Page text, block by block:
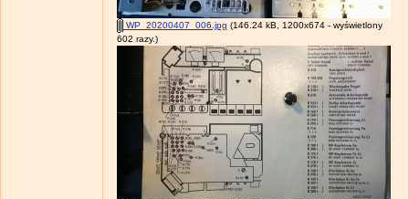
WP_20200407_006.jpg (146.24 kB, 1200x674 - wyświetlony
602 razy.)